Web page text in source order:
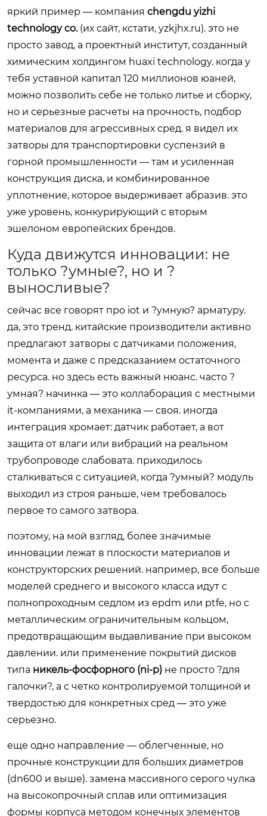
яркий пример — компания chengdu yizhi
technology co.(их сайт, кстати, yzkjhx.ru). это не
просто завод, а проектный институт, созданный
химическим холдингом huaxi technology. когда у
тебя уставной капитал 120 миллионов юаней,
можно позволить себе не только литье и сборку,
но и серьезные расчеты на прочность, подбор
материалов для агрессивных сред. я видел их
затворы для транспортировки суспензий в
горной промышленности — там и усиленная
конструкция диска, и комбинированное
уплотнение, которое выдерживает абразив. это
уже уровень, конкурирующий с вторым
эшелоном европейских брендов.
Куда движутся инновации: не
только ?умные?, но и ?
выносливые?
сейчас все говорят про iot и ?умную? арматуру.
да, это тренд. китайские производители активно
предлагают затворы с датчиками положения,
момента и даже с предсказанием остаточного
ресурса. но здесь есть важный нюанс. часто ?
умная? начинка — это коллаборация с местными
it-компаниями, а механика — своя. иногда
интеграция хромает: датчик работает, а вот
защита от влаги или вибраций на реальном
трубопроводе слабовата. приходилось
сталкиваться с ситуацией, когда ?умный? модуль
выходил из строя раньше, чем требовалось
первое то самого затвора.
поэтому, на мой взгляд, более значимые
инновации лежат в плоскости материалов и
конструкторских решений. например, все больше
моделей среднего и высокого класса идут с
полнопроходным седлом из epdm или ptfe, но с
металлическим ограничительным кольцом,
предотвращающим выдавливание при высоком
давлении. или применение покрытий дисков
типа никель-фосфорного (ni-p) не просто ?для
галочки?, а с четко контролируемой толщиной и
твердостью для конкретных сред — это уже
серьезно.
еще одно направление — облегченные, но
прочные конструкции для больших диаметров
(dn600 и выше). замена массивного серого чулка
на высокопрочный сплав или оптимизация
формы корпуса методом конечных элементов